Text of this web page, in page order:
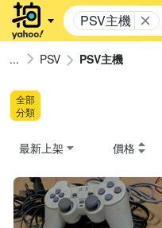
PSV主機
PSV PSV主機
全部
分類
最新上架 價格